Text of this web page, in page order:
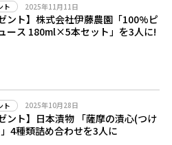
ト 2025年11月11日
ント】株式会社伊藤農園「100%ピ
ース 180ml×5本セット」を3人に!
ト 2025年10月28日
ント】日本漬物 「薩摩の漬心(つけ
4種類詰め合わせを3人に